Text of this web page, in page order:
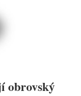
obrovský